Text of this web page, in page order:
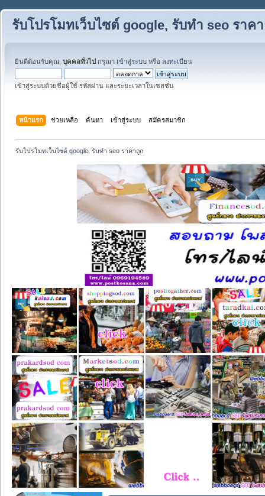
รับโปรโมทเว็บไซต์ google, รับทำ seo ราค
ยินดีต้อนรับคุณ, บุคคลทั่วไป กรุณา เข้าสู่ระบบ หรือ ลงทะเบียน
เข้าสู่ระบบด้วยชื่อผู้ใช้ รหัสผ่าน และระยะเวลาในเซสชั่น
หน้าแรก ช่วยเหลือ ค้นหา เข้าสู่ระบบ สมัครสมาชิก
รับโปรโมทเว็บไซต์ google, รับทำ seo ราคาถูก